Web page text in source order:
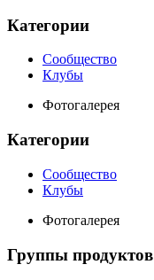
Категории
Сообщество
Клубы
Фотогалерея
Категории
Сообщество
Клубы
Фотогалерея
Группы продуктов